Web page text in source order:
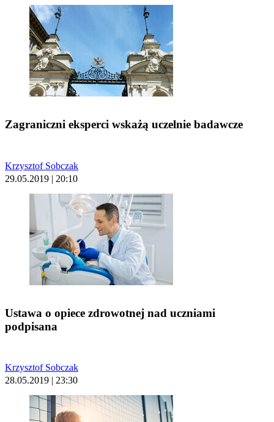
Zagraniczni eksperci wskażą uczelnie badawcze
Krzysztof Sobczak
29.05.2019 | 20:10
Ustawa o opiece zdrowotnej nad uczniami
podpisana
Krzysztof Sobczak
28.05.2019 | 23:30